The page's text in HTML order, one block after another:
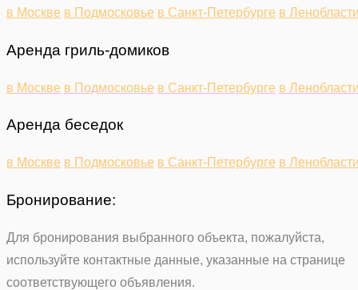
в Москве в Подмосковье в Санкт-Петербурге в
Аренда гриль-домиков
в Москве в Подмосковье в Санкт-Петербурге в
Аренда беседок
в Москве в Подмосковье в Санкт-Петербурге в
Бронирование:
Для бронирования выбранного объекта, пожалуйста,
используйте контактные данные, указанные на странице
соответствующего объявления.